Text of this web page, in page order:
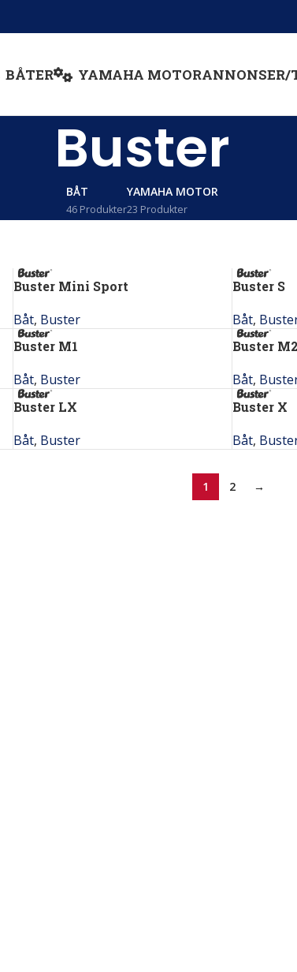
BÅTER YAMAHA MOTORANNONSER/
Buster
BÅT
46 Produkter
YAMAHA MOTOR
23 Produkter
Buster Mini Sport
Båt, Buster
Buster S
Båt,
Buster M1
Båt, Buster
Buster M2
Båt,
Buster LX
Båt, Buster
Buster X
Båt,
1 2 →